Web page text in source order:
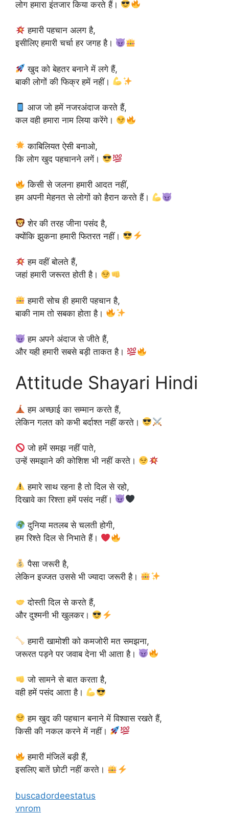
लोग हमारा इंतजार किया करते हैं।
हमारी पहचान अलग है,
इसीलिए हमारी चर्चा हर जगह है।
खुद को बेहतर बनाने में लगे हैं,
बाकी लोगों की फिक्र हमें नहीं।
आज जो हमें नजरअंदाज करते हैं,
कल वही हमारा नाम लिया करेंगे।
काबिलियत ऐसी बनाओ,
कि लोग खुद पहचानने लगें।
किसी से जलना हमारी आदत नहीं,
हम अपनी मेहनत से लोगों को हैरान करते हैं।
शेर की तरह जीना पसंद है,
क्योंकि झुकना हमारी फितरत नहीं।
हम वहीं बोलते हैं,
जहां हमारी जरूरत होती है।
हमारी सोच ही हमारी पहचान है,
बाकी नाम तो सबका होता है।
हम अपने अंदाज से जीते हैं,
और यही हमारी सबसे बड़ी ताकत है।
Attitude Shayari Hindi
हम अच्छाई का सम्मान करते हैं,
लेकिन गलत को कभी बर्दाश्त नहीं करते।
जो हमें समझ नहीं पाते,
उन्हें समझाने की कोशिश भी नहीं करते।
हमारे साथ रहना है तो दिल से रहो,
दिखावे का रिश्ता हमें पसंद नहीं।
दुनिया मतलब से चलती होगी,
हम रिश्ते दिल से निभाते हैं।
पैसा जरूरी है,
लेकिन इज्जत उससे भी ज्यादा जरूरी है।
दोस्ती दिल से करते हैं,
और दुश्मनी भी खुलकर।
हमारी खामोशी को कमजोरी मत समझना,
जरूरत पड़ने पर जवाब देना भी आता है।
जो सामने से बात करता है,
वही हमें पसंद आता है।
हम खुद की पहचान बनाने में विश्वास रखते हैं,
किसी की नकल करने में नहीं।
हमारी मंजिलें बड़ी हैं,
इसलिए बातें छोटी नहीं करते।
buscadordeestatus
vnrom